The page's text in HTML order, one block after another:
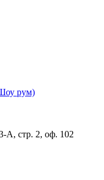
рум)
А, стр. 2, оф. 102